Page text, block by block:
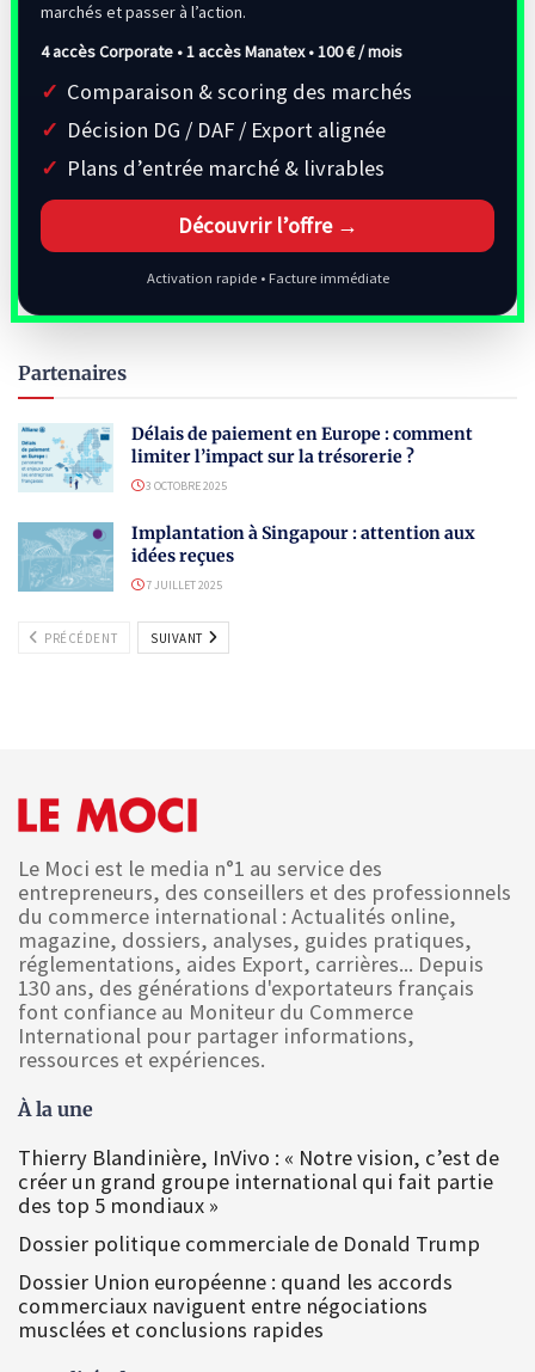
marchés et passer à l’action.
4 accès Corporate • 1 accès Manatex •100 € / mois
Comparaison & scoring des marchés
Décision DG / DAF / Export alignée
Plans d’entrée marché & livrables
Découvrir l’offre →
Activation rapide • Facture immédiate
Partenaires
Délais de paiement en Europe : comment
limiter l’impact sur la trésorerie ?
3 OCTOBRE 2025
Implantation à Singapour : attention aux
idées reçues
7 JUILLET 2025
PRÉCÉDENT SUIVANT
Le Moci est le media n°1 au service des
entrepreneurs, des conseillers et des professionnels
du commerce international : Actualités online,
magazine, dossiers, analyses, guides pratiques,
réglementations, aides Export, carrières... Depuis
130 ans, des générations d'exportateurs français
font confiance au Moniteur du Commerce
International pour partager informations,
ressources et expériences.
À la une
Thierry Blandinière, InVivo : « Notre vision, c’est de
créer un grand groupe international qui fait partie
des top 5 mondiaux »
Dossier politique commerciale de Donald Trump
Dossier Union européenne : quand les accords
commerciaux naviguent entre négociations
musclées et conclusions rapides